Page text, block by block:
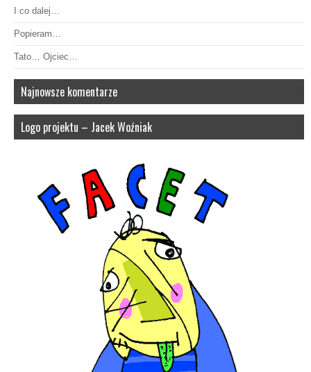
I co dalej…
Popieram…
Tato… Ojciec…
Najnowsze komentarze
Logo projektu – Jacek Woźniak